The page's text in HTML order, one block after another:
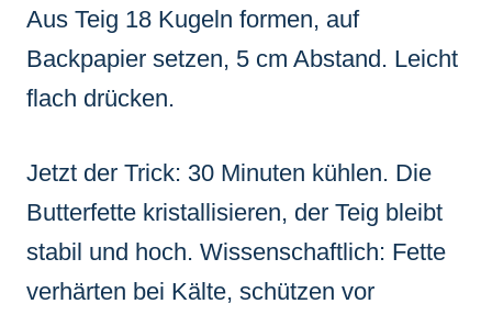
Aus Teig 18 Kugeln formen, auf
Backpapier setzen, 5 cm Abstand. Leicht
flach drücken.
Jetzt der Trick: 30 Minuten kühlen. Die
Butterfette kristallisieren, der Teig bleibt
stabil und hoch. Wissenschaftlich: Fette
verhärten bei Kälte, schützen vor